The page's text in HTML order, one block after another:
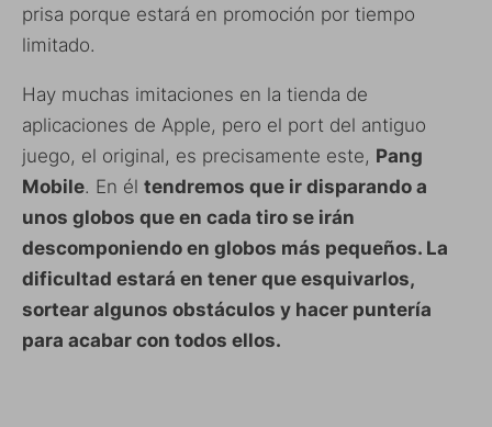
prisa porque estará en promoción por tiempo
limitado.
Hay muchas imitaciones en la tienda de
aplicaciones de Apple, pero el port del antiguo
juego, el original, es precisamente este, Pang
Mobile. En él tendremos que ir disparando a
unos globos que en cada tiro se irán
descomponiendo en globos más pequeños. La
dificultad estará en tener que esquivarlos,
sortear algunos obstáculos y hacer puntería
para acabar con todos ellos.